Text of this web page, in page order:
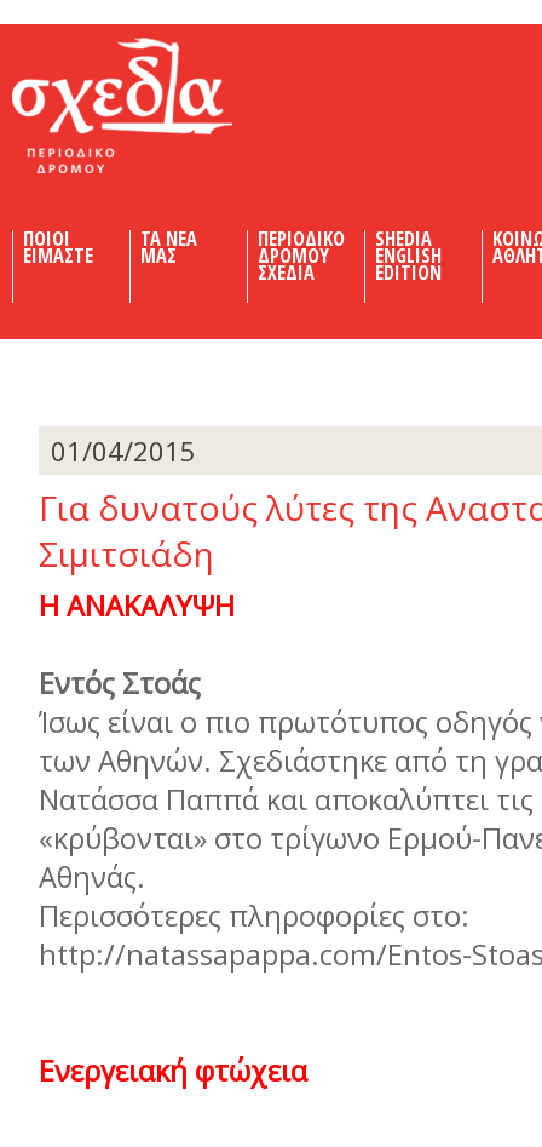
ΠΟΙΟΙ
ΕΙΜΑΣΤΕ
ΤΑ ΝΕΑ
ΜΑΣ
ΠΕΡΙΟΔΙΚΟ
ΔΡΟΜΟΥ
ΣΧΕΔΙΑ
SHEDIA
ENGLISH
EDITION
01/04/2015
Για δυνατούς λύτες της
Σιµιτσιάδη
Η ΑΝΑΚΑΛΥΨΗ
Εντός Στοάς
Ίσως είναι ο πιο πρωτότυπος
των Αθηνών. Σχεδιάστηκε από τη
Νατάσσα Παππά και αποκαλύπτει
«κρύβονται» στο τρίγωνο Ερµού-
Αθηνάς.
Περισσότερες πληροφορίες στο:
http://natassapappa.com/Entos-
Ενεργειακή φτώχεια